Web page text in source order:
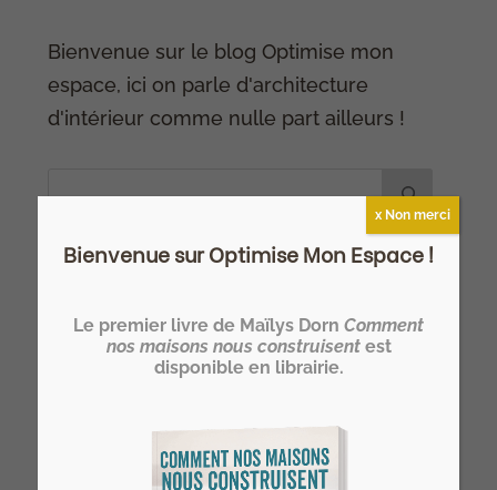
Bienvenue sur le blog Optimise mon
espace, ici on parle d'architecture
d'intérieur comme nulle part ailleurs !
Devenez HOMER®… un architecte
de l’espace de l’habitat !
>> Notre formation architecte d'intérieur
Vous rêvez de devenir votre propre
Bienvenue sur Optimise Mon Espace !
Le premier livre de Maïlys Dorn Comment
nos maisons nous construisent est
disponible en librairie.
x Non merci